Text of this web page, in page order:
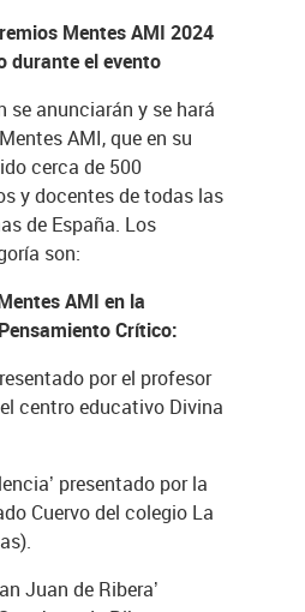
Mentes AMI 2024
durante el evento
se anunciarán y se hará
AMI, que en su
cerca de 500
y docentes de todas las
de España. Los
son:
AMI en la
Crítico:
por el profesor
centro educativo Divina
presentado por la
Cuervo del colegio La
Juan de Ribera’